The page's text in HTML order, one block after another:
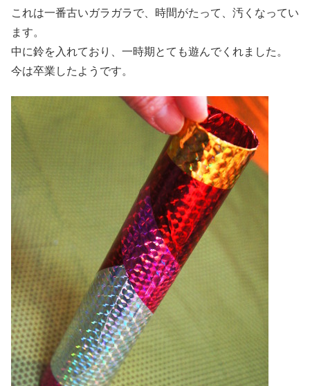
これは一番古いガラガラで、時間がたって、汚くなってい
ます。
中に鈴を入れており、一時期とても遊んでくれました。
今は卒業したようです。